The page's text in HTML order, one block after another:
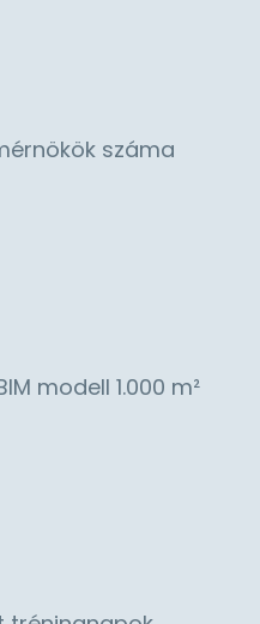
száma
modell 1.000 m²